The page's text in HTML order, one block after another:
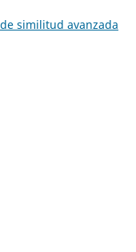
similitud avanzada